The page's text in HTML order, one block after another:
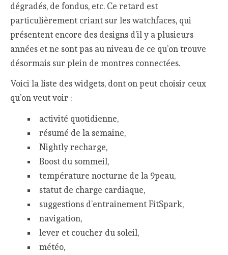
dégradés, de fondus, etc. Ce retard est
particulièrement criant sur les watchfaces, qui
présentent encore des designs d’il y a plusieurs
années et ne sont pas au niveau de ce qu’on trouve
désormais sur plein de montres connectées.
Voici la liste des widgets, dont on peut choisir ceux
qu’on veut voir :
activité quotidienne,
résumé de la semaine,
Nightly recharge,
Boost du sommeil,
température nocturne de la 9peau,
statut de charge cardiaque,
suggestions d’entrainement FitSpark,
navigation,
lever et coucher du soleil,
météo,